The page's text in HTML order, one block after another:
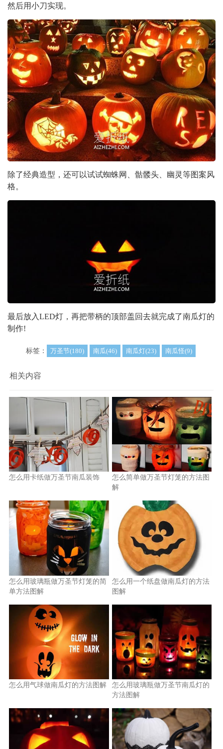
然后用小刀实现。
除了经典造型，还可以试试蜘蛛网、骷髅头、幽灵等图案风
格。
最后放入LED灯，再把带柄的顶部盖回去就完成了南瓜灯的
制作!
标签： 万圣节(180) 南瓜(46) 南瓜灯(23) 南瓜怪(9)
相关内容
怎么用卡纸做万圣节南瓜装饰
怎么简单做万圣节灯笼的方法图
解
怎么用玻璃瓶做万圣节灯笼的简
单方法图解
怎么用一个纸盘做南瓜灯的方法
图解
怎么用气球做南瓜灯的方法图解
怎么用玻璃瓶做万圣节南瓜灯的
方法图解